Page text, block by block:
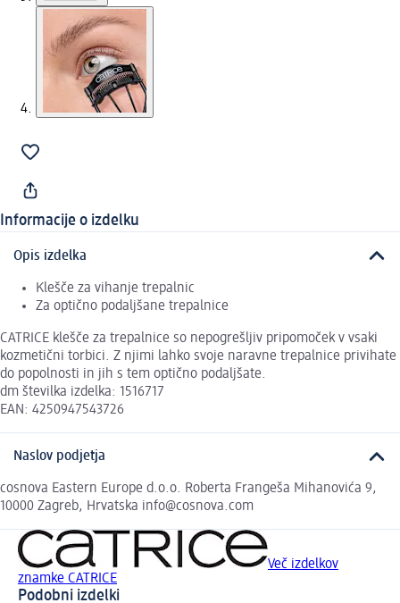
Informacije o izdelku
Opis izdelka
Klešče za vihanje trepalnic
Za optično podaljšane trepalnice
CATRICE klešče za trepalnice so nepogrešljiv pripomoček v vsaki
kozmetični torbici. Z njimi lahko svoje naravne trepalnice privihate
do popolnosti in jih s tem optično podaljšate.
dm številka izdelka: 1516717
EAN: 4250947543726
Naslov podjetja
cosnova Eastern Europe d.o.o. Roberta Frangeša Mihanovića 9,
10000 Zagreb, Hrvatska info@cosnova.com
Več izdelkov
znamke CATRICE
Podobni izdelki